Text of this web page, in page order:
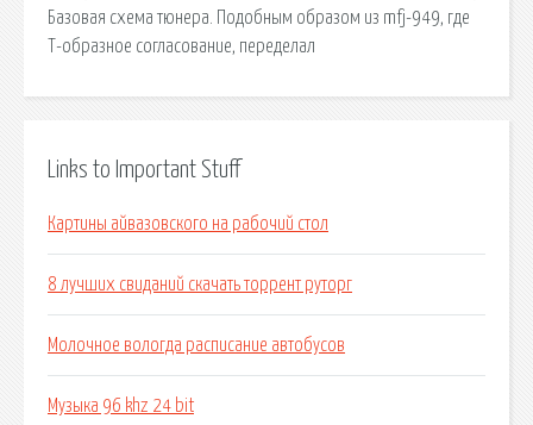
Базовая схема тюнера. Подобным образом из mfj-949, где
Т-образное согласование, переделал
Links to Important Stuff
Картины айвазовского на рабочий стол
8 лучших свиданий скачать торрент руторг
Молочное вологда расписание автобусов
Музыка 96 khz 24 bit